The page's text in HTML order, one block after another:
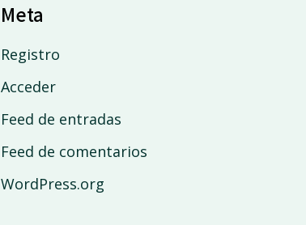
Meta
Registro
Acceder
Feed de entradas
Feed de comentarios
WordPress.org